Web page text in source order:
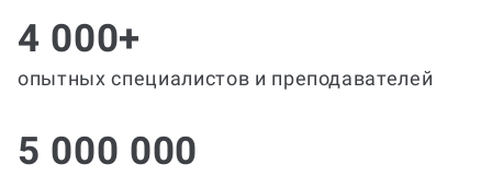
4 000+
опытных специалистов и преподавателей
5 000 000